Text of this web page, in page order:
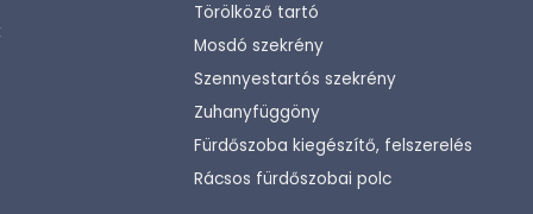
Törölköző tartó
Mosdó szekrény
Szennyestartós szekrény
Zuhanyfüggöny
Fürdőszoba kiegészítő, felszerelés
Rácsos fürdőszobai polc